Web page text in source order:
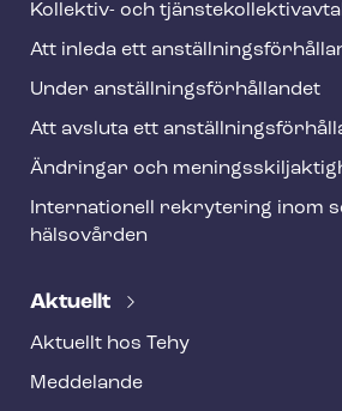
Kollektiv- och tjäns­te­kol­lek­tivav­tal
Att inleda ett
Under an­ställ­nings­för­hål­lan­det
Att avsluta ett
Ändringar och
Internationell rekrytering inom
hälsovården
Aktuellt
Aktuellt hos Tehy
Meddelande